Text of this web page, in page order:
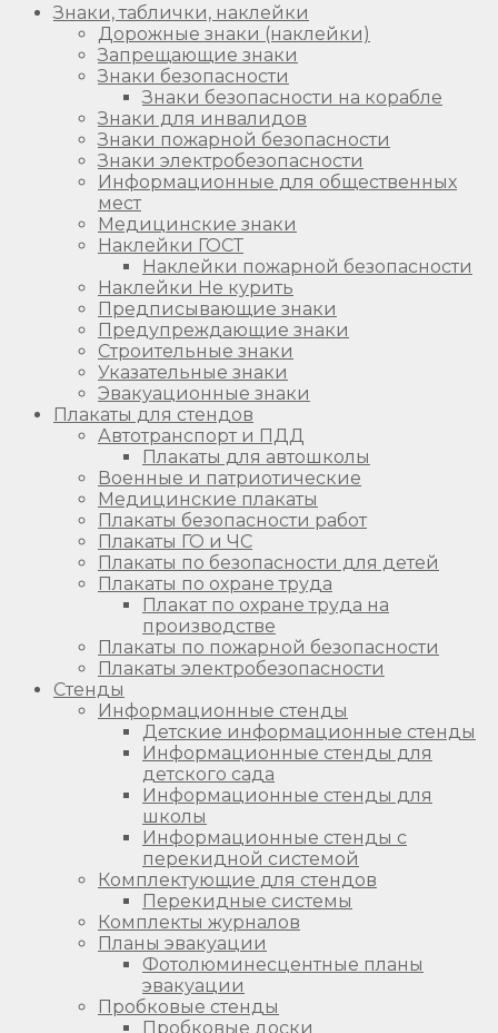
Знаки, таблички, наклейки
Дорожные знаки (наклейки)
Запрещающие знаки
Знаки безопасности
Знаки безопасности на корабле
Знаки для инвалидов
Знаки пожарной безопасности
Знаки электробезопасности
Информационные для общественных
мест
Медицинские знаки
Наклейки ГОСТ
Наклейки пожарной безопасности
Наклейки Не курить
Предписывающие знаки
Предупреждающие знаки
Строительные знаки
Указательные знаки
Эвакуационные знаки
Плакаты для стендов
Автотранспорт и ПДД
Плакаты для автошколы
Военные и патриотические
Медицинские плакаты
Плакаты безопасности работ
Плакаты ГО и ЧС
Плакаты по безопасности для детей
Плакаты по охране труда
Плакат по охране труда на
производстве
Плакаты по пожарной безопасности
Плакаты электробезопасности
Стенды
Информационные стенды
Детские информационные стенды
Информационные стенды для
детского сада
Информационные стенды для
школы
Информационные стенды с
перекидной системой
Комплектующие для стендов
Перекидные системы
Комплекты журналов
Планы эвакуации
Фотолюминесцентные планы
эвакуации
Пробковые стенды
Пробковые доски